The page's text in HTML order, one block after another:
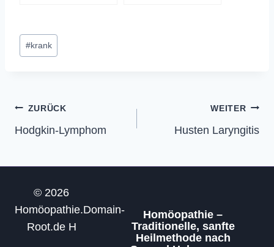
Schlagworte:
#krank
Beitragsnavigation
ZURÜCK
Hodgkin-Lymphom
WEITER
Husten Laryngitis
© 2026
Homöopathie.Domain-
Root.de H
Homöopathie –
Traditionelle, sanfte
Heilmethode nach